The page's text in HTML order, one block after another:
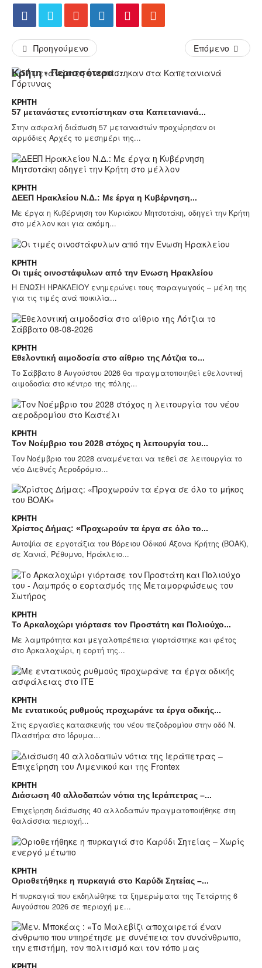
Προηγούμενο Επόμενο
Κρήτη - Περισσότερα Άρθρα...
ΚΡΉΤΗ
57 μετανάστες εντοπίστηκαν στα Καπετανιανά...
Στην ασφαλή διάσωση 57 μεταναστών προχώρησαν οι
αρμόδιες Αρχές το μεσημέρι της...
ΚΡΉΤΗ
ΔΕΕΠ Ηρακλείου Ν.Δ.: Με έργα η Κυβέρνηση...
Με έργα η Κυβέρνηση του Κυριάκου Μητσοτάκη, οδηγεί την Κρήτη
στο μέλλον και για ακόμη...
ΚΡΉΤΗ
Οι τιμές οινοστάφυλων από την Ενωση Ηρακλείου
Η ΕΝΩΣΗ ΗΡΑΚΛΕΙΟΥ ενημερώνει τους παραγωγούς – μέλη της
για τις τιμές ανά ποικιλία...
ΚΡΉΤΗ
Εθελοντική αιμοδοσία στο αίθριο της Λότζια το...
Το Σάββατο 8 Αυγούστου 2026 θα πραγματοποιηθεί εθελοντική
αιμοδοσία στο κέντρο της πόλης...
ΚΡΉΤΗ
Τον Νοέμβριο του 2028 στόχος η λειτουργία του...
Τον Νοέμβριο του 2028 αναμένεται να τεθεί σε λειτουργία το
νέο Διεθνές Αεροδρόμιο...
ΚΡΉΤΗ
Χρίστος Δήμας: «Προχωρούν τα έργα σε όλο το...
Αυτοψία σε εργοτάξια του Βόρειου Οδικού Άξονα Κρήτης (ΒΟΑΚ),
σε Χανιά, Ρέθυμνο, Ηράκλειο...
ΚΡΉΤΗ
Το Αρκαλοχώρι γιόρτασε τον Προστάτη και Πολιούχο...
Με λαμπρότητα και μεγαλοπρέπεια γιορτάστηκε και φέτος
στο Αρκαλοχώρι, η εορτή της...
ΚΡΉΤΗ
Με εντατικούς ρυθμούς προχωράνε τα έργα οδικής...
Στις εργασίες κατασκευής του νέου πεζοδρομίου στην οδό Ν.
Πλαστήρα στο Ίδρυμα...
ΚΡΉΤΗ
Διάσωση 40 αλλοδαπών νότια της Ιεράπετρας –...
Επιχείρηση διάσωσης 40 αλλοδαπών πραγματοποιήθηκε στη
θαλάσσια περιοχή...
ΚΡΉΤΗ
Οριοθετήθηκε η πυρκαγιά στο Καρύδι Σητείας –...
Η πυρκαγιά που εκδηλώθηκε τα ξημερώματα της Τετάρτης 6
Αυγούστου 2026 σε περιοχή με...